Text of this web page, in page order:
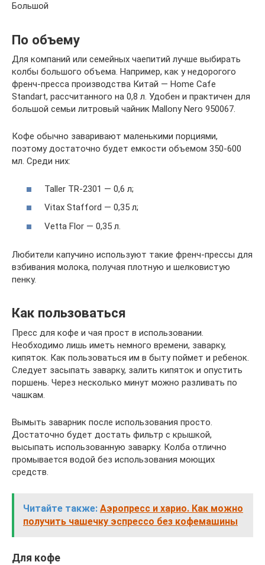
Большой
По объему
Для компаний или семейных чаепитий лучше выбирать
колбы большого объема. Например, как у недорогого
френч-пресса производства Китай — Home Cafe
Standart, рассчитанного на 0,8 л. Удобен и практичен для
большой семьи литровый чайник Mallony Nero 950067.
Кофе обычно заваривают маленькими порциями,
поэтому достаточно будет емкости объемом 350-600
мл. Среди них:
Taller TR-2301 — 0,6 л;
Vitax Stafford — 0,35 л;
Vetta Flor — 0,35 л.
Любители капучино используют такие френч-прессы для
взбивания молока, получая плотную и шелковистую
пенку.
Как пользоваться
Пресс для кофе и чая прост в использовании.
Необходимо лишь иметь немного времени, заварку,
кипяток. Как пользоваться им в быту поймет и ребенок.
Следует засыпать заварку, залить кипяток и опустить
поршень. Через несколько минут можно разливать по
чашкам.
Вымыть заварник после использования просто.
Достаточно будет достать фильтр с крышкой,
высыпать использованную заварку. Колба отлично
промывается водой без использования моющих
средств.
Читайте также: Аэропресс и харио. Как можно
получить чашечку эспрессо без кофемашины
Для кофе